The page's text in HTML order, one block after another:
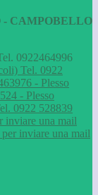
- CAMPOBELLO
0922464996
Tel. 0922
- Plesso
- Plesso
0922 528839
inviare una mail
inviare una mail